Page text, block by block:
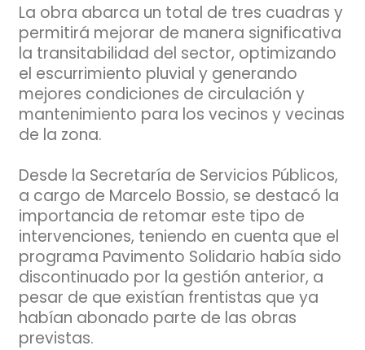
La obra abarca un total de tres cuadras y
permitirá mejorar de manera significativa
la transitabilidad del sector, optimizando
el escurrimiento pluvial y generando
mejores condiciones de circulación y
mantenimiento para los vecinos y vecinas
de la zona.
Desde la Secretaría de Servicios Públicos,
a cargo de Marcelo Bossio, se destacó la
importancia de retomar este tipo de
intervenciones, teniendo en cuenta que el
programa Pavimento Solidario había sido
discontinuado por la gestión anterior, a
pesar de que existían frentistas que ya
habían abonado parte de las obras
previstas.